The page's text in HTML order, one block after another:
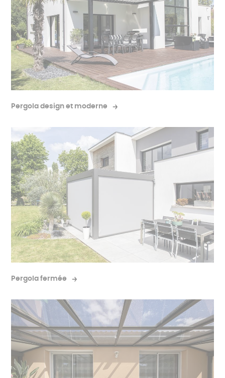
Demandez votre devis personnalisé et gratuit.
Devis gratuit
Pergola design et moderne
Pergola fermée